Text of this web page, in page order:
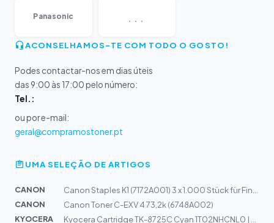
Panasonic
ACONSELHAMOS-TE COM TODO O GOSTO!
Podes contactar-nos em dias úteis
das 9:00 às 17:00 pelo número:
Tel.:
ou por e-mail:
geral@compramostoner.pt
UMA SELEÇÃO DE ARTIGOS
CANON
CANON
Canon Toner C-EXV 4 73,2k (6748A002)
KYOCERA